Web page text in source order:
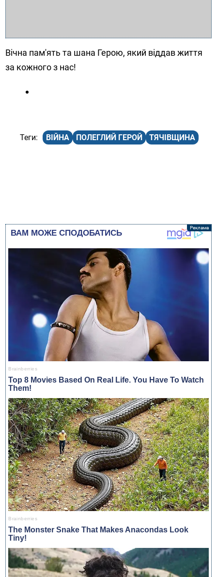
Вічна пам'ять та шана Герою, який віддав життя
за кожного з нас!
ВІЙНА ПОЛЕГЛИЙ ГЕРОЙ ТЯЧІВЩИНА